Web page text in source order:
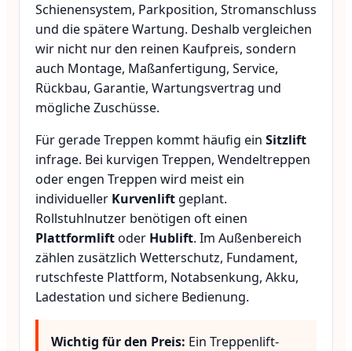
Schienensystem, Parkposition, Stromanschluss
und die spätere Wartung. Deshalb vergleichen
wir nicht nur den reinen Kaufpreis, sondern
auch Montage, Maßanfertigung, Service,
Rückbau, Garantie, Wartungsvertrag und
mögliche Zuschüsse.
Für gerade Treppen kommt häufig ein Sitzlift
infrage. Bei kurvigen Treppen, Wendeltreppen
oder engen Treppen wird meist ein
individueller Kurvenlift geplant.
Rollstuhlnutzer benötigen oft einen
Plattformliftoder Hublift. Im Außenbereich
zählen zusätzlich Wetterschutz, Fundament,
rutschfeste Plattform, Notabsenkung, Akku,
Ladestation und sichere Bedienung.
Wichtig für den Preis: Ein Treppenlift-